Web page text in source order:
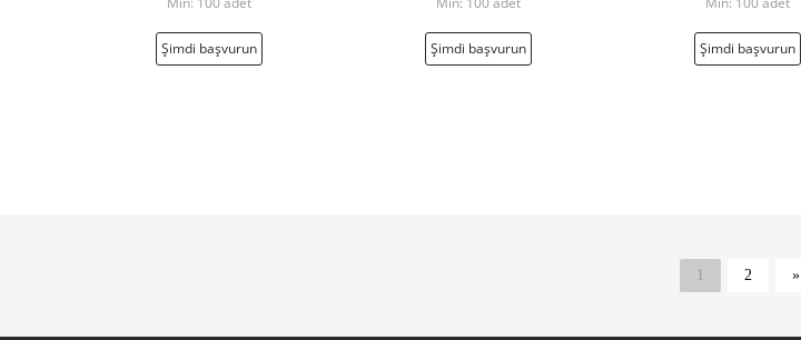
Şimdi başvurun Şimdi başvurun Şimdi başvurun
1 2 »